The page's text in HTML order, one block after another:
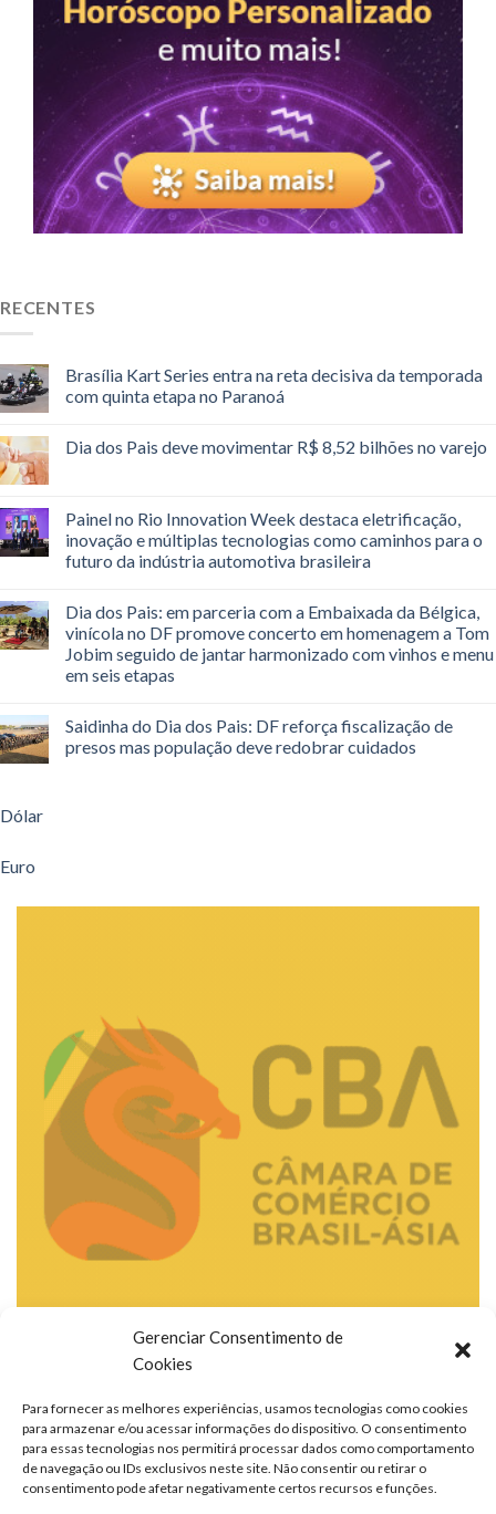
Gerenciar Consentimento de
Cookies
Para fornecer as melhores experiências, usamos tecnologias como cookies
para armazenar e/ou acessar informações do dispositivo. O consentimento
para essas tecnologias nos permitirá processar dados como comportamento
de navegação ou IDs exclusivos neste site. Não consentir ou retirar o
consentimento pode afetar negativamente certos recursos e funções.
RECENTES
Brasília Kart Series entra na reta decisiva da temporada
com quinta etapa no Paranoá
Dia dos Pais deve movimentar R$ 8,52 bilhões no varejo
Painel no Rio Innovation Week destaca eletrificação,
inovação e múltiplas tecnologias como caminhos para o
futuro da indústria automotiva brasileira
Dia dos Pais: em parceria com a Embaixada da Bélgica,
vinícola no DF promove concerto em homenagem a Tom
Jobim seguido de jantar harmonizado com vinhos e menu
em seis etapas
Saidinha do Dia dos Pais: DF reforça fiscalização de
presos mas população deve redobrar cuidados
Dólar
Euro